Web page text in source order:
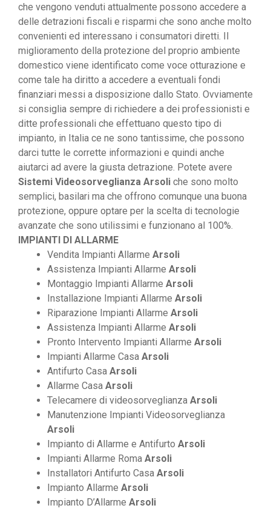
che vengono venduti attualmente possono accedere a
delle detrazioni fiscali e risparmi che sono anche molto
convenienti ed interessano i consumatori diretti. Il
miglioramento della protezione del proprio ambiente
domestico viene identificato come voce otturazione e
come tale ha diritto a accedere a eventuali fondi
finanziari messi a disposizione dallo Stato. Ovviamente
si consiglia sempre di richiedere a dei professionisti e
ditte professionali che effettuano questo tipo di
impianto, in Italia ce ne sono tantissime, che possono
darci tutte le corrette informazioni e quindi anche
aiutarci ad avere la giusta detrazione. Potete avere
Sistemi Videosorveglianza Arsoli che sono molto
semplici, basilari ma che offrono comunque una buona
protezione, oppure optare per la scelta di tecnologie
avanzate che sono utilissimi e funzionano al 100%.
IMPIANTI DI ALLARME
Vendita Impianti Allarme Arsoli
Assistenza Impianti Allarme Arsoli
Montaggio Impianti Allarme Arsoli
Installazione Impianti Allarme Arsoli
Riparazione Impianti Allarme Arsoli
Assistenza Impianti Allarme Arsoli
Pronto Intervento Impianti Allarme Arsoli
Impianti Allarme Casa Arsoli
Antifurto Casa Arsoli
Allarme Casa Arsoli
Telecamere di videosorveglianza Arsoli
Manutenzione Impianti Videosorveglianza
Arsoli
Impianto di Allarme e Antifurto Arsoli
Impianti Allarme Roma Arsoli
Installatori Antifurto Casa Arsoli
Impianto Allarme Arsoli
Impianto D’Allarme Arsoli